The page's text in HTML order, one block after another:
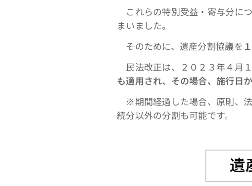
これらの特別受益・寄与分に
まいました。
そのために、遺産分割協議を
民法改正は、２０２３年４月
も適用され、その場合、施行日
※期間経過した場合、原則、
続分以外の分割も可能です。